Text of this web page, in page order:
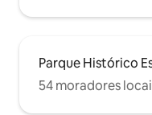
Parque Histórico
54 moradores